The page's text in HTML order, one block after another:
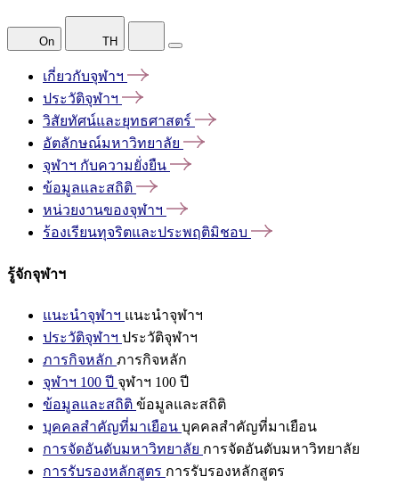
On TH
เกี่ยวกับจุฬาฯ
ประวัติจุฬาฯ
วิสัยทัศน์และยุทธศาสตร์
อัตลักษณ์มหาวิทยาลัย
จุฬาฯ กับความยั่งยืน
ข้อมูลและสถิติ
หน่วยงานของจุฬาฯ
ร้องเรียนทุจริตและประพฤติมิชอบ
รู้จักจุฬาฯ
แนะนำจุฬาฯ แนะนำจุฬาฯ
ประวัติจุฬาฯ ประวัติจุฬาฯ
ภารกิจหลัก ภารกิจหลัก
จุฬาฯ 100 ปี จุฬาฯ 100 ปี
ข้อมูลและสถิติ ข้อมูลและสถิติ
บุคคลสำคัญที่มาเยือน บุคคลสำคัญที่มาเยือน
การจัดอันดับมหาวิทยาลัย การจัดอันดับมหาวิทยาลัย
การรับรองหลักสูตร การรับรองหลักสูตร